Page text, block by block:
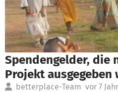
Spendengelder, die
Projekt ausgegeben
betterplace-Team vor 7